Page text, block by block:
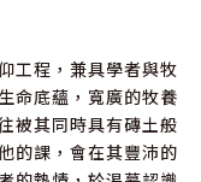
工程，兼具學者與牧
命底蘊，寬廣的牧養
被其同時具有磚土般
的課，會在其豐沛的